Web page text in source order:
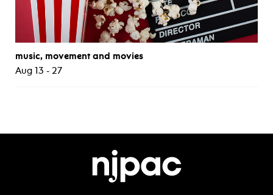
music, movement and movies
Aug 13 - 27